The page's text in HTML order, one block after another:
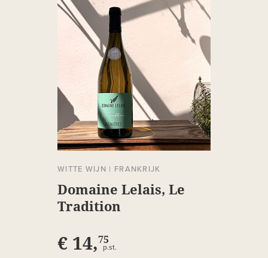
WITTE WIJN | FRANKRIJK
Domaine Lelais, Le
Tradition
€ 14,75
p.st.